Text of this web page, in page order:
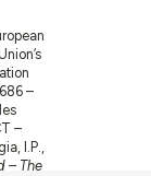
–
–
I.P.,
– The